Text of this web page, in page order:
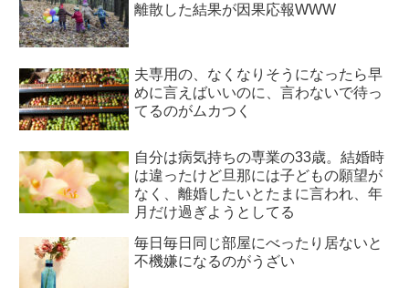
離散した結果が因果応報WWW
夫専用の、なくなりそうになったら早
めに言えばいいのに、言わないで待っ
てるのがムカつく
自分は病気持ちの専業の33歳。結婚時
は違ったけど旦那には子どもの願望が
なく、離婚したいとたまに言われ、年
月だけ過ぎようとしてる
毎日毎日同じ部屋にべったり居ないと
不機嫌になるのがうざい